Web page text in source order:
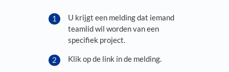
U krijgt een melding dat iemand
teamlid wil worden van een
specifiek project.
Klik op de link in de melding.